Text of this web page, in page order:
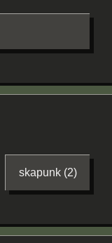
skapunk (2)